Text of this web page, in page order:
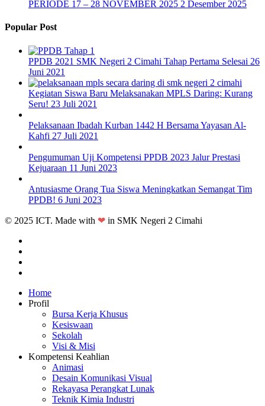
PERIODE 17 – 28 NOVEMBER 2025 2 Desember 2025
Popular Post
PPDB 2021 SMK Negeri 2 Cimahi Tahap Pertama Selesai 26
Juni 2021
Kegiatan Siswa Baru Melaksanakan MPLS Daring: Kurang
Seru! 23 Juli 2021
Pelaksanaan Ibadah Kurban 1442 H Bersama Yayasan Al-
Kahfi 27 Juli 2021
Pengumuman Uji Kompetensi PPDB 2023 Jalur Prestasi
Kejuaraan 11 Juni 2023
Antusiasme Orang Tua Siswa Meningkatkan Semangat Tim
PPDB! 6 Juni 2023
© 2025 ICT. Made with ❤ in SMK Negeri 2 Cimahi
Close
Menu
Home
Profil
Bursa Kerja Khusus
Kesiswaan
Sekolah
Visi & Misi
Kompetensi Keahlian
Animasi
Desain Komunikasi Visual
Rekayasa Perangkat Lunak
Teknik Kimia Industri